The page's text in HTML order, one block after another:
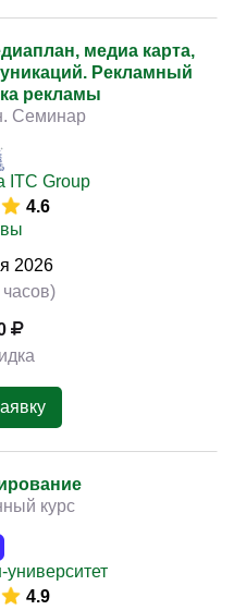
медиа карта,
Рекламный
рекламы
Семинар
ITC Group
4.6
2026
курс
4.9